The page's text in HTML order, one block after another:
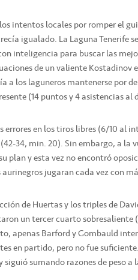
intentos locales por romper el
igualado. La Laguna Tenerife
inteligencia para buscar las
de un valiente Kostadinov
a los laguneros mantenerse por
(14 puntos y 4 asistencias al
errores en los tiros libres (6/10 al
34, min. 20). Sin embargo, a la
plan y esta vez no encontró
aurinegros jugaran cada vez con
de Huertas y los triples de
un tercer cuarto sobresaliente
apenas Barford y Gombauld
en partido, pero no fue
siguió sumando razones de peso a